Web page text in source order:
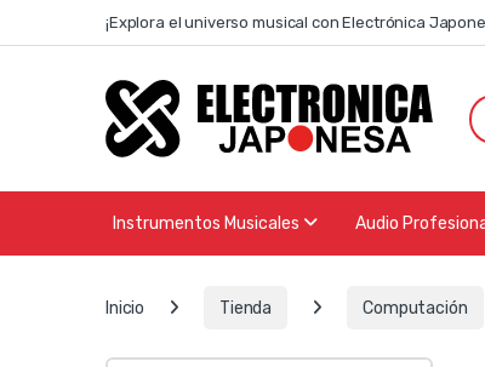
Skip to navigation
Skip to content¡Explora el universo musical con Electrónica
Instrumentos Musicales Audio
Inicio Tienda Computación